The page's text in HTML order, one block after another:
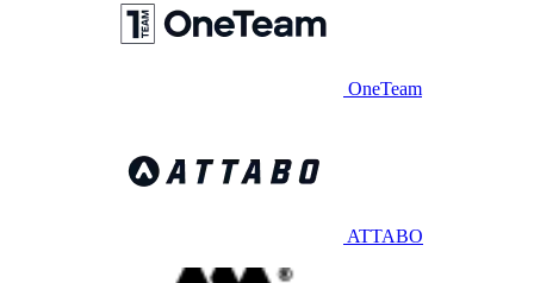
OneTeam
ATTABO